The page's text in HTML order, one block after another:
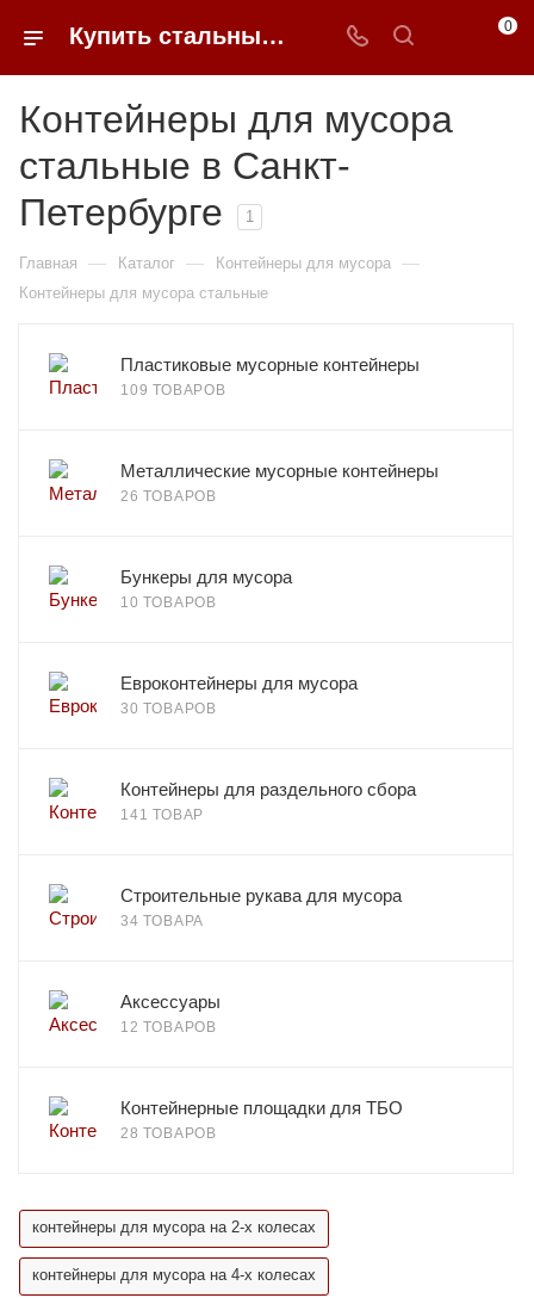
Купить стальные контейнеры для мусора в Санкт-Петербурге недорого | 0FFER 0
Контейнеры для мусора
стальные в Санкт-
Петербурге
1
Главная — Каталог — Контейнеры для мусора —
Контейнеры для мусора стальные
Пластиковые мусорные контейнеры
109 ТОВАРОВ
Металлические мусорные контейнеры
26 ТОВАРОВ
Бункеры для мусора
10 ТОВАРОВ
Евроконтейнеры для мусора
30 ТОВАРОВ
Контейнеры для раздельного сбора
141 ТОВАР
Строительные рукава для мусора
34 ТОВАРА
Аксессуары
12 ТОВАРОВ
Контейнерные площадки для ТБО
28 ТОВАРОВ
контейнеры для мусора на 2-х колесах
контейнеры для мусора на 4-х колесах